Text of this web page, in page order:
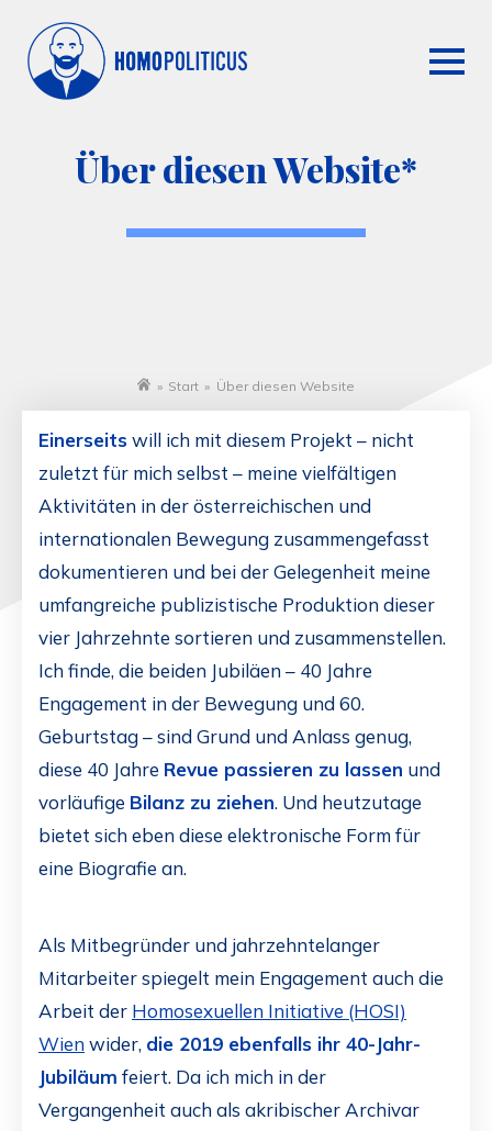
Über diesen Website*
» Start » Über diesen Website
Einerseitswill ich mit diesem Projekt – nicht
zuletzt für mich selbst – meine vielfältigen
Aktivitäten in der österreichischen und
internationalen Bewegung zusammengefasst
dokumentieren und bei der Gelegenheit meine
umfangreiche publizistische Produktion dieser
vier Jahrzehnte sortieren und zusammenstellen.
Ich finde, die beiden Jubiläen – 40 Jahre
Engagement in der Bewegung und 60.
Geburtstag – sind Grund und Anlass genug,
diese 40 Jahre Revue passieren zu lassen und
vorläufige Bilanz zu ziehen. Und heutzutage
bietet sich eben diese elektronische Form für
eine Biografie an.
Als Mitbegründer und jahrzehntelanger
Mitarbeiter spiegelt mein Engagement auch die
Arbeit der Homosexuellen Initiative (HOSI)
Wienwider, die 2019 ebenfalls ihr 40-Jahr-
Jubiläum feiert. Da ich mich in der
Vergangenheit auch als akribischer Archivar